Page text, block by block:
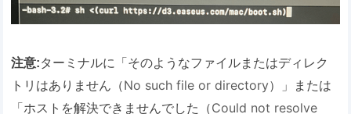
注意:ターミナルに「そのようなファイルまたはディレク
トリはありません（No such file or directory）」または
「ホストを解決できませんでした（Could not resolve